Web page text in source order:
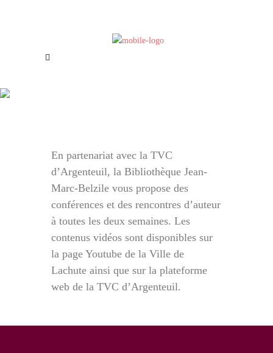
Offres d’emploi
En partenariat avec la TVC
d’Argenteuil, la Bibliothèque Jean-
Marc-Belzile vous propose des
conférences et des rencontres d’auteur
à toutes les deux semaines. Les
contenus vidéos sont disponibles sur
la page Youtube de la Ville de
Lachute ainsi que sur la plateforme
web de la TVC d’Argenteuil.